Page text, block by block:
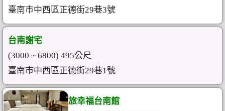
臺南市中西區正德街29巷3號
台南謝宅
(3000 ~ 6800) 495公尺
臺南市中西區正德街29巷1號
旅幸福台南館